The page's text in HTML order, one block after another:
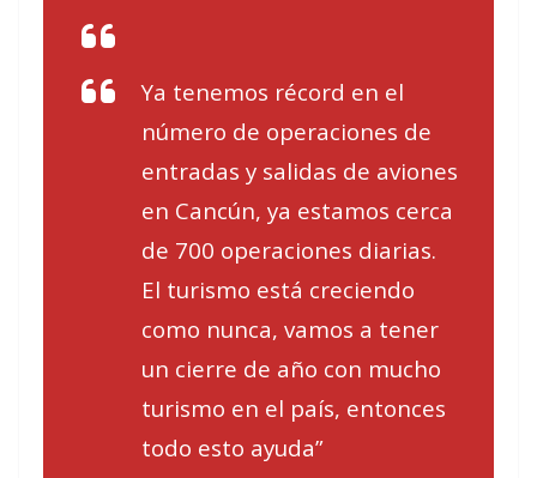
Ya tenemos récord en el
número de operaciones de
entradas y salidas de aviones
en Cancún, ya estamos cerca
de 700 operaciones diarias.
El turismo está creciendo
como nunca, vamos a tener
un cierre de año con mucho
turismo en el país, entonces
todo esto ayuda”